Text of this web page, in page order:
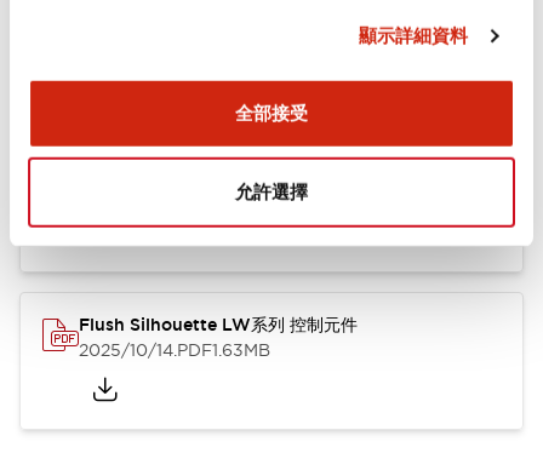
顯示詳細資料
全部接受
允許選擇
Flush Silhouette LW系列 控制元件 (英文版)
1.23MB
Flush Silhouette LW系列 控制元件
2025/10/14.PDF1.63MB